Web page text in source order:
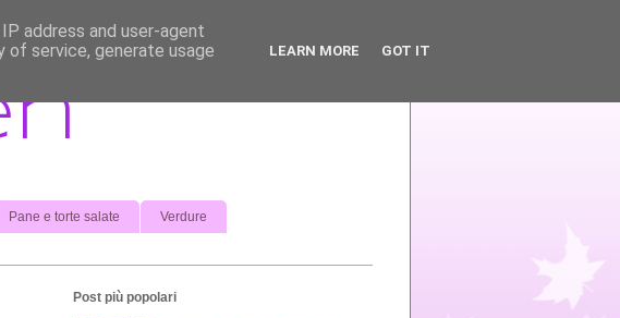
Pane e torte salate Verdure
Post più popolari
address and user-agent
of service, generate usage
LEARN MORE GOT IT